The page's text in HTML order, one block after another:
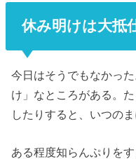
休み明けは大抵
今日はそうでもなかっ
け」なところがある。
したりすると、いつの
ある程度知らんぷりをす